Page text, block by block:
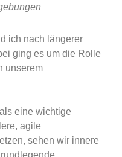
ich nach längerer
ging es um die Rolle
unserem
eine wichtige
agile
sehen wir innere